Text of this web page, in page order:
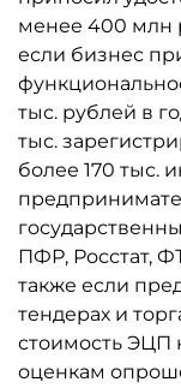
менее 400 млн
если бизнес
тыс. рублей в
тыс.
более 170 тыс.
ПФР, Росстат,
также если
тендерах и
стоимость ЭЦП
оценкам